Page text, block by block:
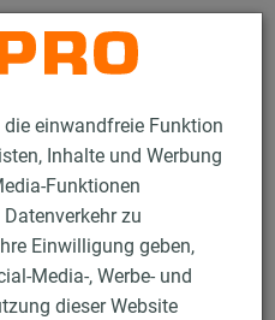
einwandfreie Funktion
Inhalte und Werbung
Funktionen
zu
Einwilligung geben,
Media-, Werbe- und
dieser Website
Kontakt
Schallschutz
ISO-Schellen Typ H, M, T